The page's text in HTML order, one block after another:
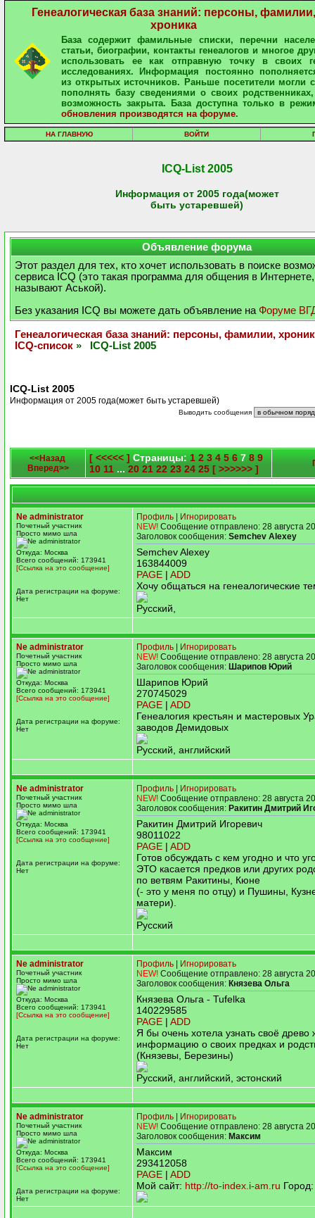
Генеалогическая база знаний: персоны, фамилии,
хроника
База содержит фамильные списки, перечни
статьи, биографии, контакты генеалогов и многое
использовать ее как отправную точку в своих
исследованиях. Информация постоянно
из открытых источников. Раньше посетители могли
пополнять базу сведениями о своих
возможность закрыта. База доступна только в
обновления производятся на форуме.
НА ГЛАВНУЮ ВОЙТИ
ICQ-List 2005
Информация от 2005 года(может
быть устаревшей)
Объявление форума
Этот раздел для тех, кто хочет использовать в поиске
сервиса ICQ (это такая программа для общения в
называют Аськой).
Без указания ICQ вы можете дать объявление на Форуме
Генеалогическая база знаний: персоны, фамилии,
ICQ-список » ICQ-List 2005
ICQ-List 2005
Информация от 2005 года(может быть устаревшей)
Выводить сообщения
<<Назад
Вперед>>
[ <<<<< ] Страницы: 1 2 3 4 5 6 7 8 9
10 11 ... 20 21 22 23 24 25 [ >>>>>> ]
Ne administrator
Почетный участник
Просто мимо шла
Откуда: Москва
Всего сообщений: 173941
[Ссылка на это сообщение]
Дата регистрации на форуме:
Нет
Профиль
Игнорировать
NEW! Сообщение отправлено: 28 августа
Заголовок сообщения: Semchev Alexey
Semchev Alexey
163844009
PAGE | ADD
Хочу общаться на генеалогические
Русский,
Ne administrator
Почетный участник
Просто мимо шла
Откуда: Москва
Всего сообщений: 173941
[Ссылка на это сообщение]
Дата регистрации на форуме:
Нет
Профиль
Игнорировать
NEW! Сообщение отправлено: 28 августа
Заголовок сообщения: Шарипов Юрий
Шарипов Юрий
270745029
PAGE | ADD
Генеалогия крестьян и мастеровых
заводов Демидовых
Русский, английский
Ne administrator
Почетный участник
Просто мимо шла
Откуда: Москва
Всего сообщений: 173941
[Ссылка на это сообщение]
Дата регистрации на форуме:
Нет
Профиль
Игнорировать
NEW! Сообщение отправлено: 28 августа
Заголовок сообщения: Ракитин Дмитрий
Ракитин Дмитрий Игоревич
98011022
PAGE | ADD
Готов обсуждать с кем угодно и что
ЭТО касается предков или других
по ветвям Ракитины, Кюне
(- это у меня по отцу) и Пушины,
матери).
Русский
Ne administrator
Почетный участник
Просто мимо шла
Откуда: Москва
Всего сообщений: 173941
[Ссылка на это сообщение]
Дата регистрации на форуме:
Нет
Профиль
Игнорировать
NEW! Сообщение отправлено: 28 августа
Заголовок сообщения: Князева Ольга
Князева Ольга - Tufelka
140229585
PAGE | ADD
Я бы очень хотела узнать своё древо
информацию о своих предках и
(Князевы, Березины)
Русский, английский, эстонский
Ne administrator
Почетный участник
Просто мимо шла
Откуда: Москва
Всего сообщений: 173941
[Ссылка на это сообщение]
Дата регистрации на форуме:
Нет
Профиль
Игнорировать
NEW! Сообщение отправлено: 28 августа
Заголовок сообщения: Максим
Максим
293412058
PAGE | ADD
Мой сайт: http://to-index.i-am.ru